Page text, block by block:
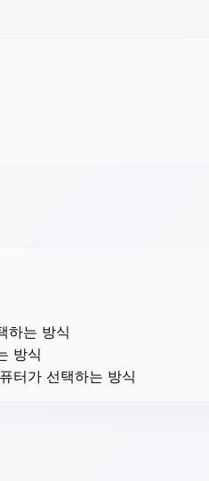
하는 방식
방식
터가 선택하는 방식